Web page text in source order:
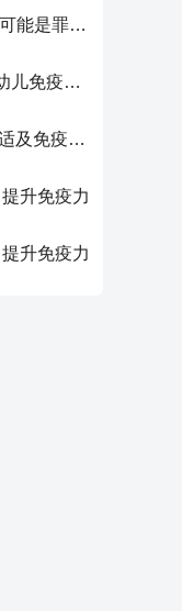
宝宝胃肠道不适？奶粉中的这些成分可能是罪魁祸首！
宝宝总生病就是免疫力低下？关于婴幼儿免疫力的真相，家长必须了解！
宝宝喂养难题：奶粉喂养与胃肠道不适及免疫力提升的奥秘
升免疫力
升免疫力